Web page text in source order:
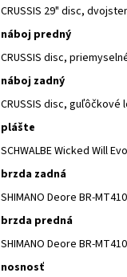
CRUSSIS 29" disc,
náboj predný
CRUSSIS disc,
náboj zadný
CRUSSIS disc, guľôčkové
plášte
SCHWALBE Wicked Will
brzda zadná
SHIMANO Deore BR-
brzda predná
SHIMANO Deore BR-
nosnosť